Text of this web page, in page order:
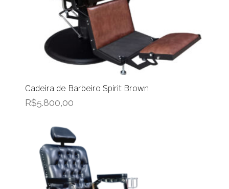
Cadeira de Barbeiro Spirit Brown
R$5.800,00